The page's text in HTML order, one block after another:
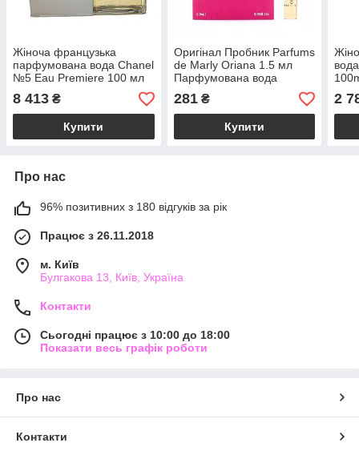
Жіноча французька
парфумована вода Chanel
№5 Eau Premiere 100 мл
квітковий аромат
8 413 ₴
Купити
Оригінал Пробник Parfums
de Marly Oriana 1.5 мл
Парфумована вода
281₴
Купити
2
Про нас
96% позитивних з 180 відгуків за рік
Працює з 26.11.2018
м. Київ
Булгакова 13, Київ, Україна
Контакти
Сьогодні працює з 10:00 до 18:00
Показати весь графік роботи
Про нас
Контакти